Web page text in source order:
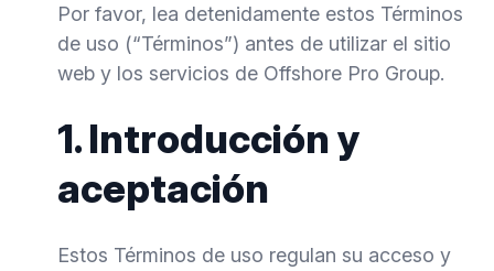
Por favor, lea detenidamente estos Términos
de uso (“Términos”) antes de utilizar el sitio
web y los servicios de Offshore Pro Group.
1. Introducción y
aceptación
Estos Términos de uso regulan su acceso y